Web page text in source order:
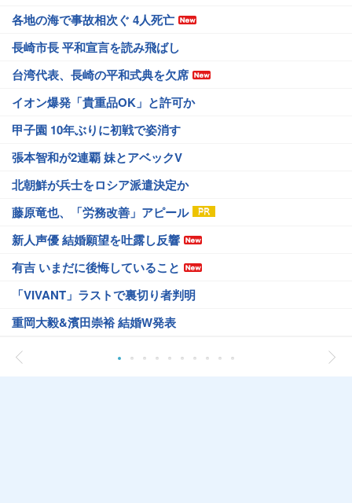
各地の海で事故相次ぐ 4人死亡
長崎市長 平和宣言を読み飛ばし
台湾代表、長崎の平和式典を欠席
イオン爆発「貴重品OK」と許可か
甲子園 10年ぶりに初戦で姿消す
張本智和が2連覇 妹とアベックV
北朝鮮が兵士をロシア派遣決定か
藤原竜也、「労務改善」アピール
新人声優 結婚願望を吐露し反響
有吉 いまだに後悔していること
「VIVANT」ラストで裏切り者判明
重岡大毅&濱田崇裕 結婚W発表